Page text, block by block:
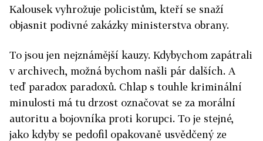
Kalousek vyhrožuje policistům, kteří se snaží
objasnit podivné zakázky ministerstva obrany.
To jsou jen nejznámější kauzy. Kdybychom zapátrali
v archivech, možná bychom našli pár dalších. A
teď paradox paradoxů. Chlap s touhle kriminální
minulosti má tu drzost označovat se za morální
autoritu a bojovníka proti korupci. To je stejné,
jako kdyby se pedofil opakovaně usvědčený ze